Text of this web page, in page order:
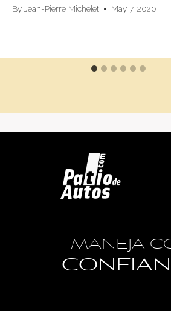
By Jean-Pierre Michelet May 7, 2020
MANEJA